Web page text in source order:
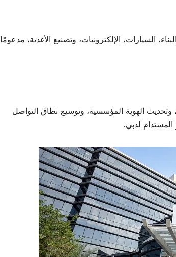
السيارات، الإلكترونيات، وتصنيع الأغذية، مدعومًا
وتحديث الهوية المؤسسية، وتوسيع نطاق التواصل
لدبي.